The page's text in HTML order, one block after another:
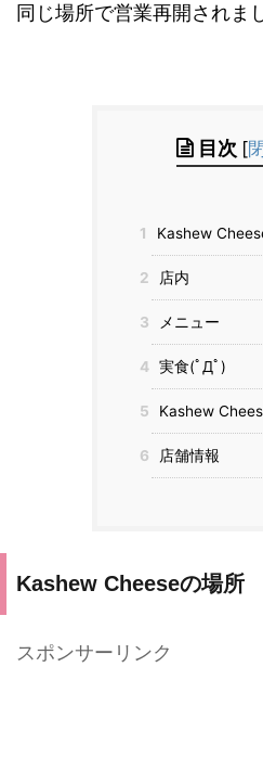
同じ場所で営業再開されま
目次 [
1 Kashew
2 店内
3 メニュー
4 実食(ﾟДﾟ)
5 Kashew
6 店舗情報
Kashew Cheeseの場所
スポンサーリンク